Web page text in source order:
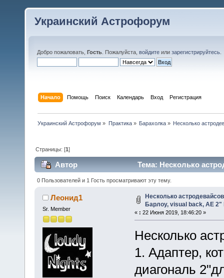
Украинский Астрофорум
Добро пожаловать, Гость . Пожалуйста, войдите или зарегистрируйтесь
Начало Помощь Поиск Календарь Вход Регистрация
Украинский Астрофорум » Практика» Барахолка» Несколько
Страницы: [1]
Автор
Тема: Несколько
Eyepie (Прочитано 20052 раз)
0 Пользователей и 1 Гость просматривают эту тему.
Леонид1
Sr. Member
Несколько
Барлоу, visual back, AE 2"
« : 22 Июня 2019, 18:46:20 »
Несколько
1. Адаптер,
диагональ